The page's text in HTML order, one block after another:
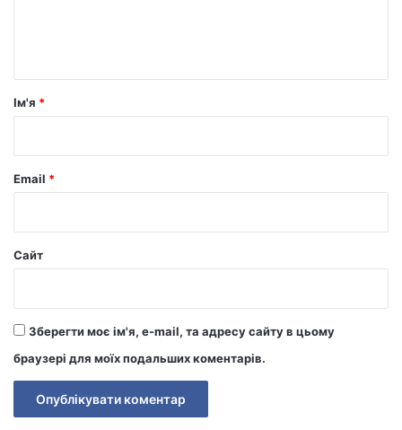
рІм'я *
Email *
Сайт
Зберегти моє ім'я, e-mail, та адресу сайту в цьому
браузері для моїх подальших коментарів.